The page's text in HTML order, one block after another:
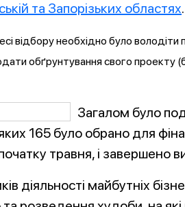
та Запорізьких областях.
відбору необхідно було
обґрунтування свого проекту
Загалом було
165 було обрано для
травня, і завершено
діяльності майбутніх